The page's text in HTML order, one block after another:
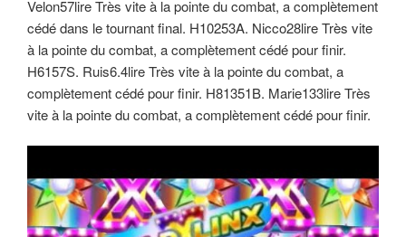
Velon57lire Très vite à la pointe du combat, a complètement
cédé dans le tournant final. H10253A. Nicco28lire Très vite
à la pointe du combat, a complètement cédé pour finir.
H6157S. Ruis6.4lire Très vite à la pointe du combat, a
complètement cédé pour finir. H81351B. Marie133lire Très
vite à la pointe du combat, a complètement cédé pour finir.